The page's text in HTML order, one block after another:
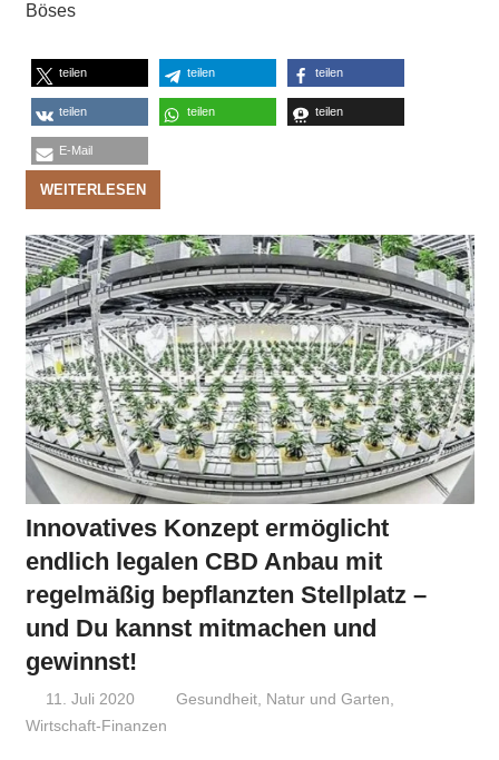
Böses
teilen teilen teilen
teilen teilen teilen
E-Mail
WEITERLESEN
Innovatives Konzept ermöglicht
endlich legalen CBD Anbau mit
regelmäßig bepflanzten Stellplatz –
und Du kannst mitmachen und
gewinnst!
11. Juli 2020 Niki Vogt
Gesundheit Natur und Garten
Wirtschaft-Finanzen